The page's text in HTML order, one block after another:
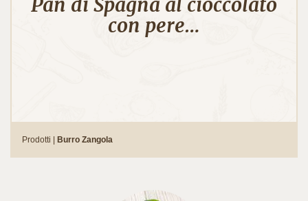
Pan di Spagna al cioccolato
con pere…
Prodotti | Burro Zangola